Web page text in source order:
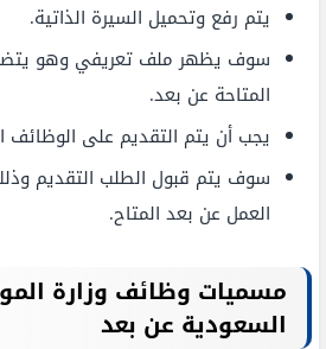
يتم رفع وتحميل السيرة الذاتية.
سوف يظهر ملف تعريفي وهو
المتاحة عن بعد.
يجب أن يتم التقديم على الوظائف
سوف يتم قبول الطلب التقديم
العمل عن بعد المتاح.
مسميات وظائف وزارة
السعودية عن بعد